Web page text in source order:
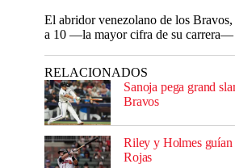
El abridor venezolano de los
a 10 —la mayor cifra de su carrera—
RELACIONADOS
Sanoja pega grand
Bravos
Riley y Holmes guían
Rojas